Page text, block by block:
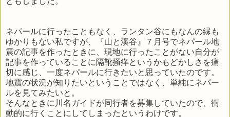
ネパールに行ったこともなく、ランタン谷にもなんの縁も
ゆかりもない私ですが、『山と溪谷』７月号でネパール地
震の記事を作ったときに、現地に行ったことがない自分が
記事を作っていることに隔靴掻痒というかもどかしさを痛
切に感じ、一度ネパールに行きたいと思っていたのです。
地震の状況が知りたいということではなく、単純にネパー
ルを見てみたいと。
そんなときに川名ガイドが同行者を募集していたので、衝
動的に行くことにしてしまったというわけです。